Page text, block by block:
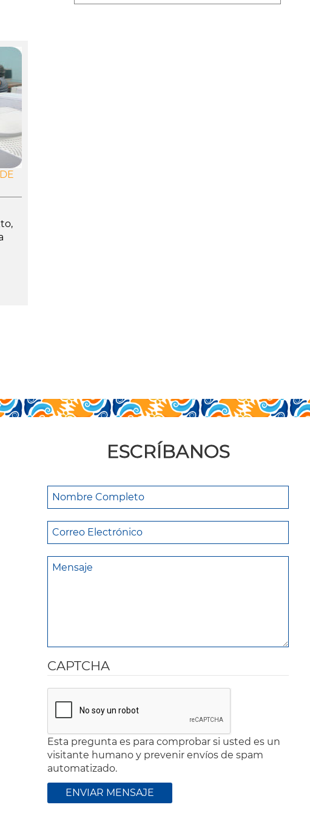
ESCRÍBANOS
CAPTCHA
Esta pregunta es para comprobar si usted es un
visitante humano y prevenir envíos de spam
automatizado.